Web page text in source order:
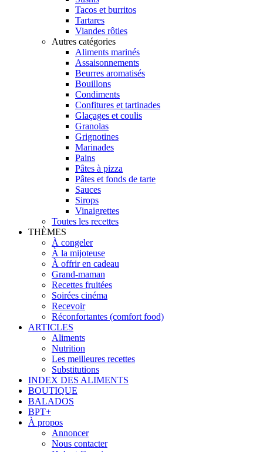
Tacos et burritos
Tartares
Viandes rôties
Autres catégories
Aliments marinés
Assaisonnements
Beurres aromatisés
Bouillons
Condiments
Confitures et tartinades
Glaçages et coulis
Granolas
Grignotines
Marinades
Pains
Pâtes à pizza
Pâtes et fonds de tarte
Sauces
Sirops
Vinaigrettes
Toutes les recettes
THÈMES
À congeler
À la mijoteuse
À offrir en cadeau
Grand-maman
Recettes fruitées
Soirées cinéma
Recevoir
Réconfortantes (comfort food)
ARTICLES
Aliments
Nutrition
Les meilleures recettes
Substitutions
INDEX DES ALIMENTS
BOUTIQUE
BALADOS
BPT+
À propos
Annoncer
Nous contacter